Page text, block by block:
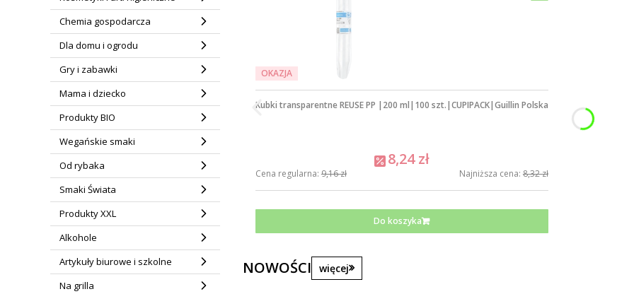
Chemia gospodarcza
Dla domu i ogrodu
Gry i zabawki
Mama i dziecko
Produkty BIO
Wegańskie smaki
Od rybaka
Smaki Świata
Produkty XXL
Alkohole
Artykuły biurowe i szkolne
Na grilla
OKAZJA
Kubki transparentne REUSE PP |200 ml|100 szt.|CUPIPACK|Guillin Polska
8,24 zł
Cena regularna: 9,16 zł Najniższa cena: 8,32 zł
Do koszyka
NOWOŚCI więcej